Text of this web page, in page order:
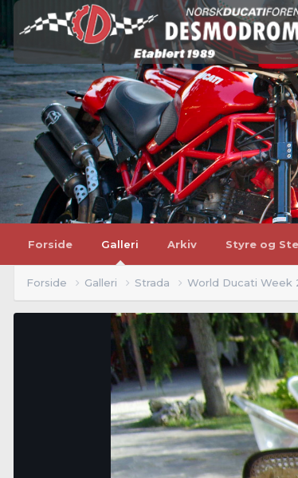
Forside Galleri Arkiv Styre og
Forside Galleri Strada World Ducati Week